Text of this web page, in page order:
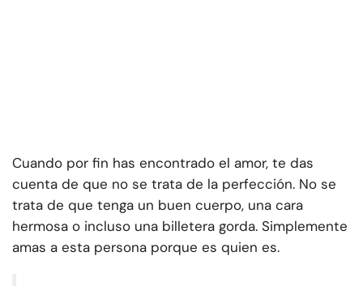
Cuando por fin has encontrado el amor, te das
cuenta de que no se trata de la perfección. No se
trata de que tenga un buen cuerpo, una cara
hermosa o incluso una billetera gorda. Simplemente
amas a esta persona porque es quien es.